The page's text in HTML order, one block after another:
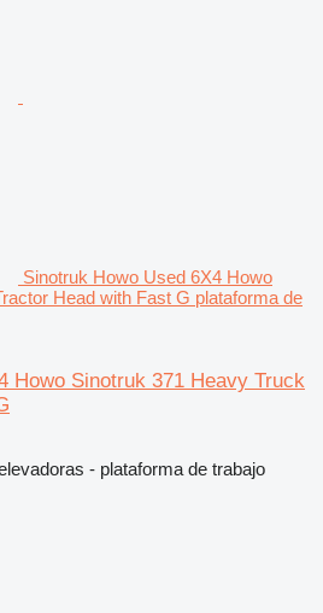
Sinotruk Howo Used 6X4 Howo
Head with Fast G plataforma de
Howo Sinotruk 371 Heavy Truck
- plataforma de trabajo